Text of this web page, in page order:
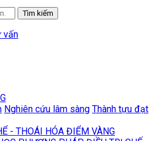
Tìm kiếm
vấn
Nghiên cứu lâm sàng Thành tựu đạt
- THOÁI HÓA ĐIỂM VÀNG